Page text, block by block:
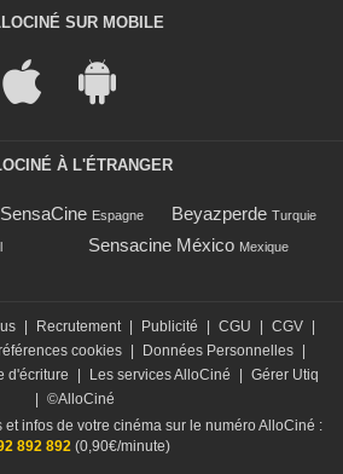
SUR MOBILE
À L'ÉTRANGER
SensaCine Espagne Beyazperde Turquie
Sensacine México Mexique
Recrutement Publicité CGU CGV
cookies Données Personnelles
d'écriture Les services AlloCiné
Gérer Utiq
©AlloCiné
et infos de votre cinéma sur le numéro AlloCiné :
892 892(0,90€/minute)